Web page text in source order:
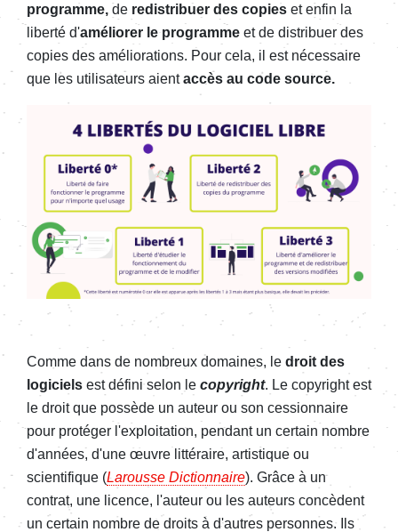
programme, de redistribuer des copies et enfin la
liberté d'améliorer le programme et de distribuer des
copies des améliorations. Pour cela, il est nécessaire
que les utilisateurs aientaccès au code source.
Comme dans de nombreux domaines, le droit des
logiciels est défini selon le copyright. Le copyright est
le droit que possède un auteur ou son cessionnaire
pour protéger l'exploitation, pendant un certain nombre
d'années, d'une œuvre littéraire, artistique ou
scientifique (Larousse Dictionnaire). Grâce à un
contrat, une licence, l'auteur ou les auteurs concèdent
un certain nombre de droits à d'autres personnes. Ils